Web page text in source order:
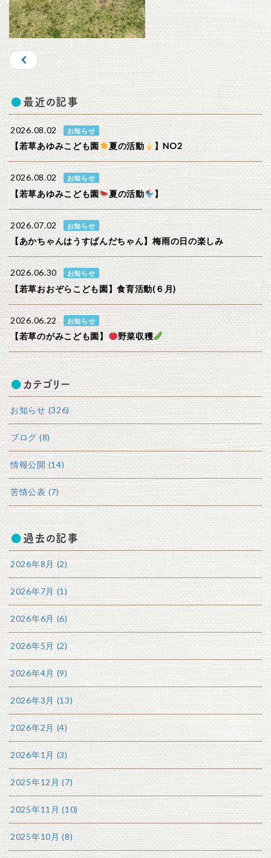
最近の記事
2026.08.02 お知らせ
【若草あゆみこども園 夏の活動 】NO2
2026.08.02 お知らせ
【若草あゆみこども園 夏の活動 】
2026.07.02 お知らせ
【あかちゃんはうすぱんだちゃん】梅雨の日の楽しみ
2026.06.30 お知らせ
【若草おおぞらこども園】食育活動(６月)
2026.06.22 お知らせ
【若草のがみこども園】 野菜収穫
カテゴリー
お知らせ (326)
ブログ (8)
情報公開 (14)
苦情公表 (7)
過去の記事
2026年8月 (2)
2026年7月 (1)
2026年6月 (6)
2026年5月 (2)
2026年4月 (9)
2026年3月 (13)
2026年2月 (4)
2026年1月 (3)
2025年12月 (7)
2025年11月 (10)
2025年10月 (8)